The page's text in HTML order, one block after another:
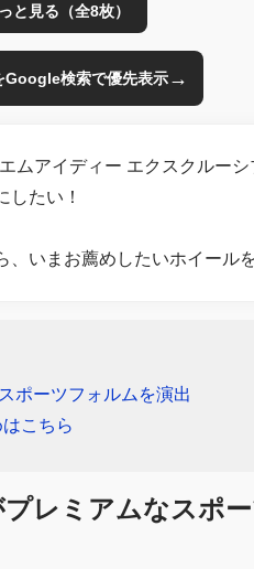
と見る（全8枚）
検索で優先表示→
ムアイディー エクスクルー
したい！
いまお薦めしたいホイール
ポーツフォルムを演出
こちら
レミアムなスポ